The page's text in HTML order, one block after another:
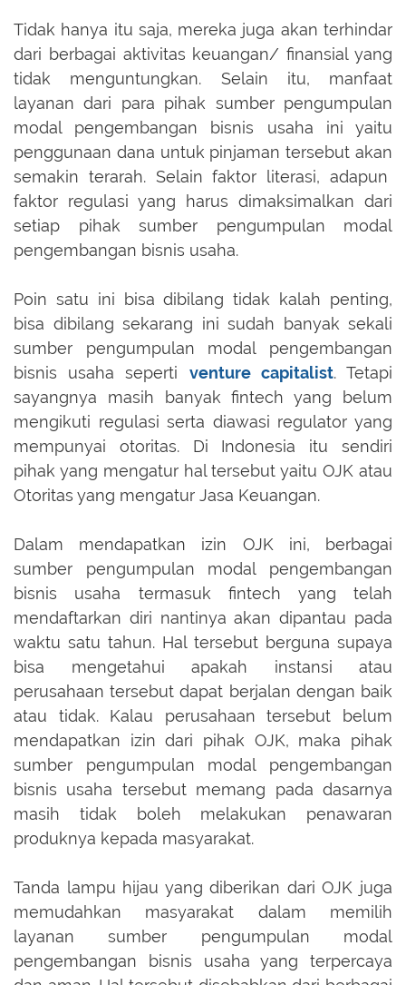
Tidak hanya itu saja, mereka juga akan terhindar
dari berbagai aktivitas keuangan/ finansial yang
tidak menguntungkan. Selain itu, manfaat
layanan dari para pihak sumber pengumpulan
modal pengembangan bisnis usaha ini yaitu
penggunaan dana untuk pinjaman tersebut akan
semakin terarah. Selain faktor literasi, adapun
faktor regulasi yang harus dimaksimalkan dari
setiap pihak sumber pengumpulan modal
pengembangan bisnis usaha.
Poin satu ini bisa dibilang tidak kalah penting,
bisa dibilang sekarang ini sudah banyak sekali
sumber pengumpulan modal pengembangan
bisnis usaha seperti venture capitalist. Tetapi
sayangnya masih banyak fintech yang belum
mengikuti regulasi serta diawasi regulator yang
mempunyai otoritas. Di Indonesia itu sendiri
pihak yang mengatur hal tersebut yaitu OJK atau
Otoritas yang mengatur Jasa Keuangan.
Dalam mendapatkan izin OJK ini, berbagai
sumber pengumpulan modal pengembangan
bisnis usaha termasuk fintech yang telah
mendaftarkan diri nantinya akan dipantau pada
waktu satu tahun. Hal tersebut berguna supaya
bisa mengetahui apakah instansi atau
perusahaan tersebut dapat berjalan dengan baik
atau tidak. Kalau perusahaan tersebut belum
mendapatkan izin dari pihak OJK, maka pihak
sumber pengumpulan modal pengembangan
bisnis usaha tersebut memang pada dasarnya
masih tidak boleh melakukan penawaran
produknya kepada masyarakat.
Tanda lampu hijau yang diberikan dari OJK juga
memudahkan masyarakat dalam memilih
layanan sumber pengumpulan modal
pengembangan bisnis usaha yang terpercaya